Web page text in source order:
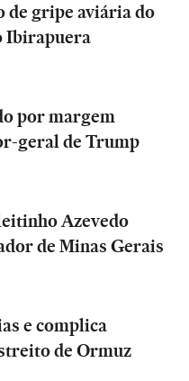
de gripe aviária do
Ibirapuera
por margem
geral de Trump
Azevedo
de Minas Gerais
e complica
de Ormuz